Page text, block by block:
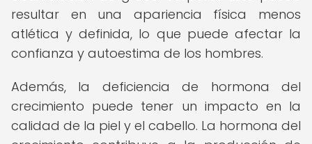
resultar en una apariencia física menos
atlética y definida, lo que puede afectar la
confianza y autoestima de los hombres.
Además, la deficiencia de hormona del
crecimiento puede tener un impacto en la
calidad de la piel y el cabello. La hormona del